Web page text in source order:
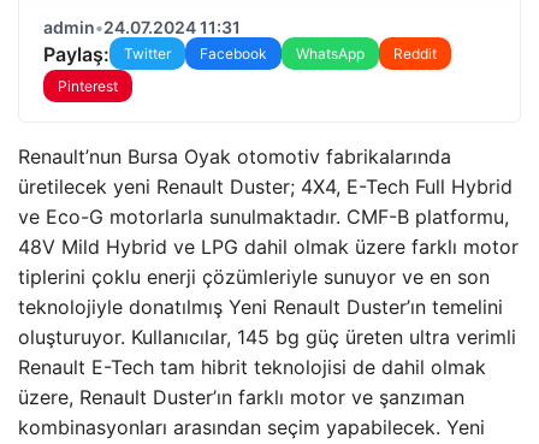
admin•24.07.2024 11:31
Paylaş: Twitter Facebook WhatsApp
Reddit
Pinterest
Renault’nun Bursa Oyak otomotiv fabrikalarında
üretilecek yeni Renault Duster; 4X4, E-Tech Full Hybrid
ve Eco-G motorlarla sunulmaktadır. CMF-B platformu,
48V Mild Hybrid ve LPG dahil olmak üzere farklı motor
tiplerini çoklu enerji çözümleriyle sunuyor ve en son
teknolojiyle donatılmış Yeni Renault Duster’ın temelini
oluşturuyor. Kullanıcılar, 145 bg güç üreten ultra verimli
Renault E-Tech tam hibrit teknolojisi de dahil olmak
üzere, Renault Duster’ın farklı motor ve şanzıman
kombinasyonları arasından seçim yapabilecek. Yeni